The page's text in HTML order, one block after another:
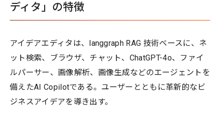
ディタ」の特徴
アイデアエディタは、langgraph RAG 技術ベースに、ネ
ット検索、ブラウザ、チャット、ChatGPT-4o、ファイ
ルパーサー、画像解析、画像生成などのエージェントを
備えたAI Copilotである。ユーザーとともに革新的なビ
ジネスアイデアを導き出す。